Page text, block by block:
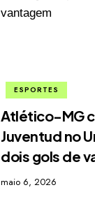
ESPORTES
Atlético-MG
Juventud no
dois gols de
maio 6, 2026